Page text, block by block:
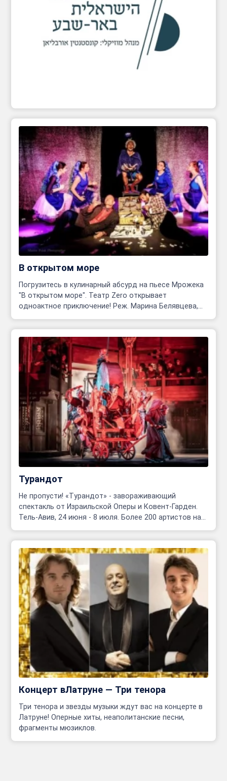
В открытом море
Погрузитесь в кулинарный абсурд на пьесе Мрожека
"В открытом море". Театр Zero открывает
одноактное приключение! Реж. Марина Белявцева,
Турандот
Не пропусти! «Турандот» - завораживающий
спектакль от Израильской Оперы и Ковент-Гарден.
Тель-Авив, 24 июня - 8 июля. Более 200 артистов на
Концерт вЛатруне — Три тенора
Три тенора и звезды музыки ждут вас на концерте в
Латруне! Оперные хиты, неаполитанские песни,
фрагменты мюзиклов.